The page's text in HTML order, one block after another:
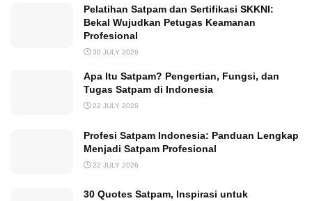
Pelatihan Satpam dan Sertifikasi SKKNI:
Bekal Wujudkan Petugas Keamanan
Profesional
30 JULY 2026
Apa Itu Satpam? Pengertian, Fungsi, dan
Tugas Satpam di Indonesia
22 JULY 2026
Profesi Satpam Indonesia: Panduan Lengkap
Menjadi Satpam Profesional
22 JULY 2026
30 Quotes Satpam, Inspirasi untuk